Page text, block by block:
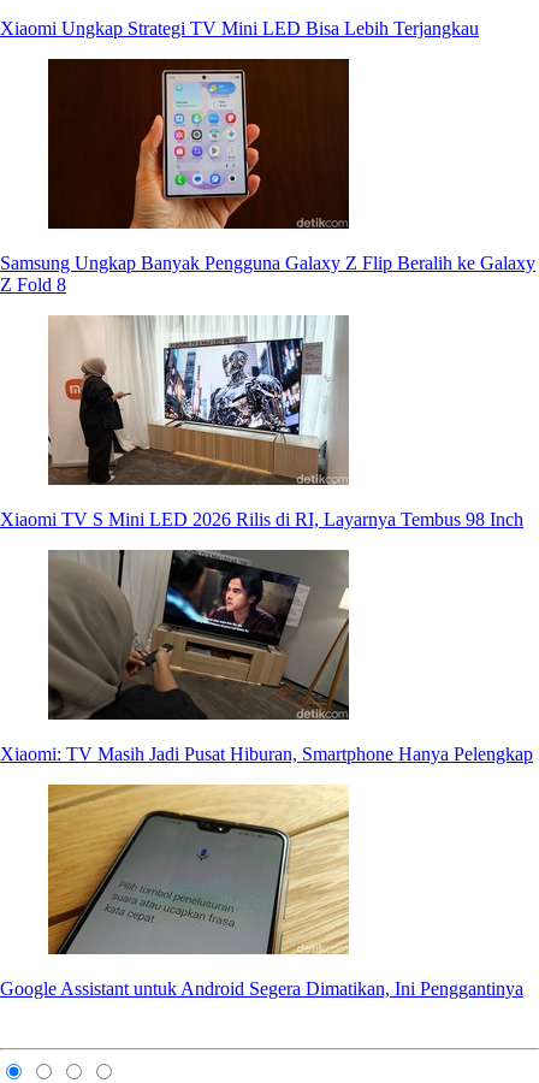
Xiaomi Ungkap Strategi TV Mini LED Bisa Lebih Terjangkau
Samsung Ungkap Banyak Pengguna Galaxy Z Flip Beralih ke Galaxy
Z Fold 8
Xiaomi TV S Mini LED 2026 Rilis di RI, Layarnya Tembus 98 Inch
Xiaomi: TV Masih Jadi Pusat Hiburan, Smartphone Hanya Pelengkap
Google Assistant untuk Android Segera Dimatikan, Ini Penggantinya